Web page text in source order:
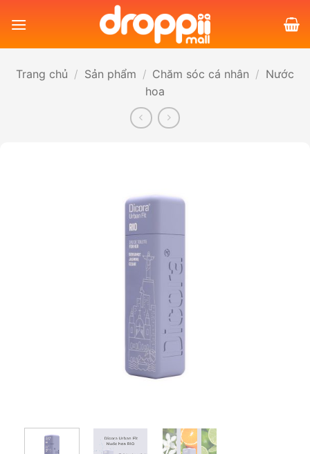
qua
Trang chủ / Sản phẩm / Chăm sóc cá nhân / Nước
hoa